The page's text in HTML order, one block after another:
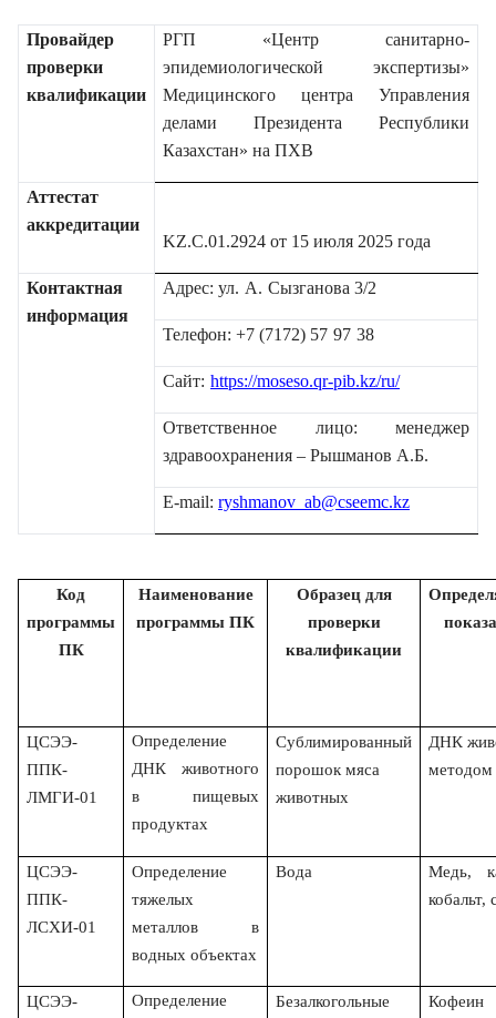
Обратная связь
Обучение
Адалдық алаңы
Прейскурант услуг
Версия для слабовидящих
Провайдер
проверки
квалификации
РГП «Центр санитарно-
эпидемиологической экспертизы»
Медицинского центра Управления
делами Президента Республики
Казахстан» на ПХВ
Аттестат
аккредитации
KZ.C.01.2924 от 15 июля 2025 года
Контактная
информация
Адрес: ул. А. Сызганова 3/2
Телефон: +7 (7172) 57 97 38
Сайт: https://moseso.qr-pib.kz/ru/
Ответственное лицо: менеджер
здравоохранения – Рышманов А.Б.
E-mail: ryshmanov_ab@cseemc.kz
Код
программы
ПК
Наименование
программы ПК
Образец для
проверки
квалификации
ЦСЭЭ-
ППК-
ЛМГИ-01
Определение
ДНК животного
в пищевых
продуктах
Сублимированный
порошок мяса
животных
ДНК
ЦСЭЭ-
ППК-
ЛСХИ-01
Определение
тяжелых
металлов в
водных объектах
Вода
Медь,
кобальт,
ЦСЭЭ-
Определение
Безалкогольные
Кофеин